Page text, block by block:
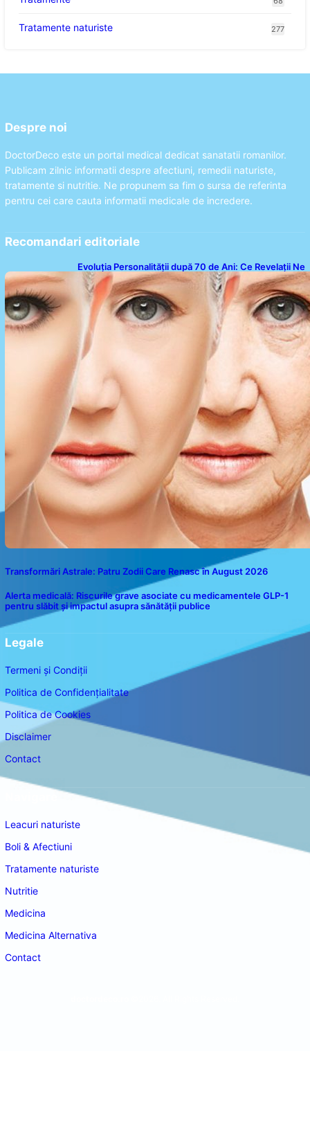
Tratamente naturiste 277
Despre noi
DoctorDeco este un portal medical dedicat sanatatii romanilor.
Publicam zilnic informatii despre afectiuni, remedii naturiste,
tratamente si nutritie. Ne propunem sa fim o sursa de referinta
pentru cei care cauta informatii medicale de incredere.
Recomandari editoriale
Evoluția Personalității după 70 de Ani: Ce Revelații Ne
Oferă Studiile Psihologice
Transformări Astrale: Patru Zodii Care Renasc în August 2026
Alerta medicală: Riscurile grave asociate cu medicamentele GLP-1
pentru slăbit și impactul asupra sănătății publice
Legale
Termeni și Condiții
Politica de Confidențialitate
Politica de Cookies
Disclaimer
Contact
Leacuri naturiste
Boli & Afectiuni
Tratamente naturiste
Nutritie
Medicina
Medicina Alternativa
Contact